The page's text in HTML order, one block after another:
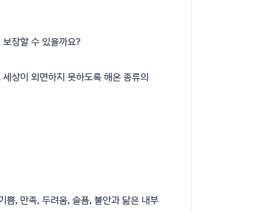
장할 수 있을까요?
상이 외면하지 못하도록 해온 종류의
쁨, 만족, 두려움, 슬픔, 불안과 닮은 내부